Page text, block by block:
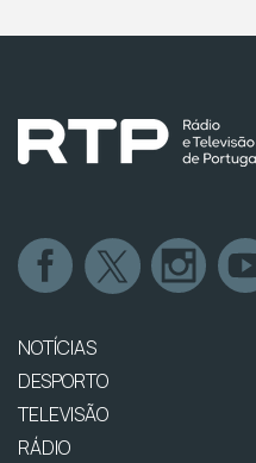
NOTÍCIAS
DESPORTO
TELEVISÃO
RÁDIO